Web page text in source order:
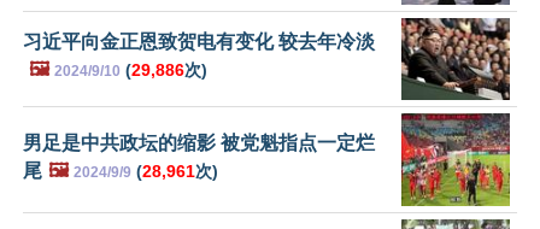
习近平向金正恩致贺电有变化 较去年冷淡
🖼️ 2024/9/10 (29,886次)
男足是中共政坛的缩影 被党魁指点一定烂
尾 🖼️ 2024/9/9 (28,961次)